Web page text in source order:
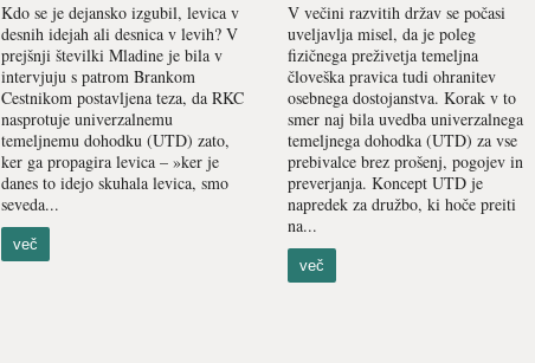
Kdo se je dejansko izgubil, levica v
desnih idejah ali desnica v levih? V
prejšnji številki Mladine je bila v
intervjuju s patrom Brankom
Cestnikom postavljena teza, da RKC
nasprotuje univerzalnemu
temeljnemu dohodku (UTD) zato,
ker ga propagira levica – »ker je
danes to idejo skuhala levica, smo
seveda...
več
V večini razvitih držav se počasi
uveljavlja misel, da je poleg
fizičnega preživetja temeljna
človeška pravica tudi ohranitev
osebnega dostojanstva. Korak v to
smer naj bila uvedba univerzalnega
temeljnega dohodka (UTD) za vse
prebivalce brez prošenj, pogojev in
preverjanja. Koncept UTD je
napredek za družbo, ki hoče preiti
na...
več